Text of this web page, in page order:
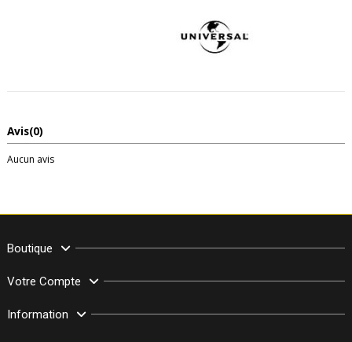
Avis(0)
Aucun avis
Boutique
Votre Compte
Information